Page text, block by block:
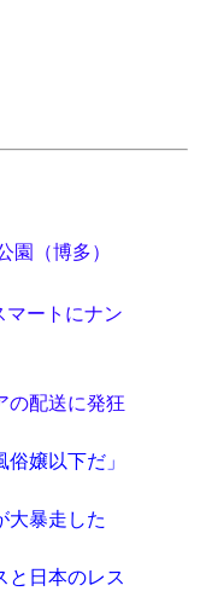
園（博多）
マートにナン
の配送に発狂
嬢以下だ」
大暴走した
と日本のレス